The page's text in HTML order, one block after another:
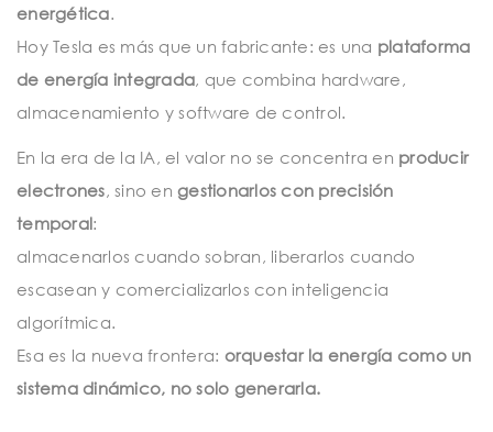
energética.
Hoy Tesla es más que un fabricante: es una plataforma
de energía integrada, que combina hardware,
almacenamiento y software de control.
En la era de la IA, el valor no se concentra en producir
electrones, sino en gestionarlos con precisión
temporal:
almacenarlos cuando sobran, liberarlos cuando
escasean y comercializarlos con inteligencia
algorítmica.
Esa es la nueva frontera: orquestar la energía como un
sistema dinámico, no solo generarla.